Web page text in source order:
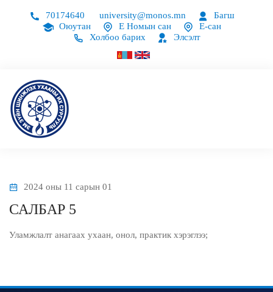
70174640 university@monos.mn
Багш
Оюутан
Е Номын сан
Е-сан
Холбоо барих
Элсэлт
2024 оны 11 сарын 01
САЛБАР 5
Уламжлалт анагаах ухаан, онол, практик хэрэглээ;